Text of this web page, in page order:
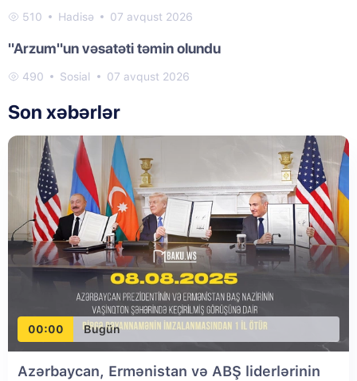
510 Hadisə 07 avqust 2026
"Arzum"un vəsatəti təmin olundu
490 Sosial 07 avqust 2026
Son xəbərlər
00:00 Bugün
Azərbaycan, Ermənistan və ABŞ liderlərinin